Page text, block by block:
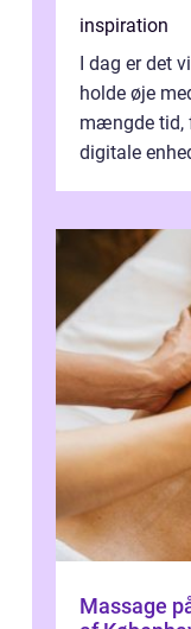
inspiration
I dag er det
holde øje
mængde tid,
digitale
Massage